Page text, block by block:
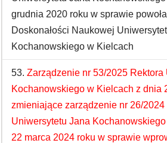
grudnia 2020 roku w sprawie
Doskonałości Naukowej
Kochanowskiego w Kielcach
53. Zarządzenie nr 53/2025 Rektora
Kochanowskiego w Kielcach z dnia
zmieniające zarządzenie nr 26/2024
Uniwersytetu Jana
22 marca 2024 roku w sprawie